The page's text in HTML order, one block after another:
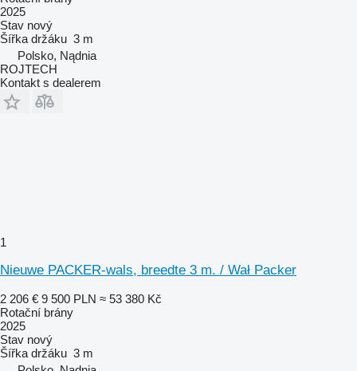
2025
Stav nový
Šířka držáku 3 m
Polsko, Nądnia
ROJTECH
Kontakt s dealerem
1
Nieuwe PACKER-wals, breedte 3 m. / Wał Packer
2 206 € 9 500 PLN ≈ 53 380 Kč
Rotační brány
2025
Stav nový
Šířka držáku 3 m